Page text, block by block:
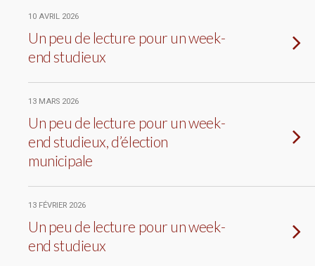
10 AVRIL 2026
Un peu de lecture pour un week-
end studieux
13 MARS 2026
Un peu de lecture pour un week-
end studieux, d’élection
municipale
13 FÉVRIER 2026
Un peu de lecture pour un week-
end studieux